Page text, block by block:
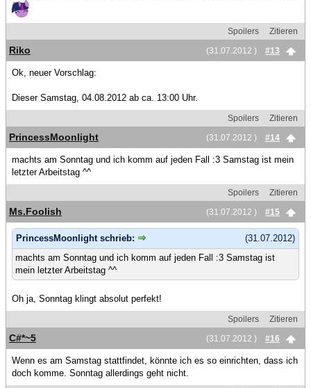
Spoilers
Zitieren
(31.07.2012 )
#13
Riko
Ok, neuer Vorschlag:
Dieser Samstag, 04.08.2012 ab ca. 13:00 Uhr.
Spoilers
Zitieren
(31.07.2012 )
#14
PrincessMoonlight
machts am Sonntag und ich komm auf jeden Fall :3 Samstag ist mein
letzter Arbeitstag ^^
Spoilers
Zitieren
(31.07.2012 )
#15
Ms.Foolish
(31.07.2012)
PrincessMoonlight schrieb:
machts am Sonntag und ich komm auf jeden Fall :3 Samstag ist
mein letzter Arbeitstag ^^
Oh ja, Sonntag klingt absolut perfekt!
Spoilers
Zitieren
(31.07.2012 )
#16
C#*~5
Wenn es am Samstag stattfindet, könnte ich es so einrichten, dass ich
doch komme. Sonntag allerdings geht nicht.